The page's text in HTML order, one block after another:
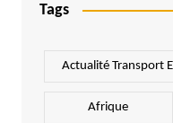
Tags
Actualité Transport
Afrique